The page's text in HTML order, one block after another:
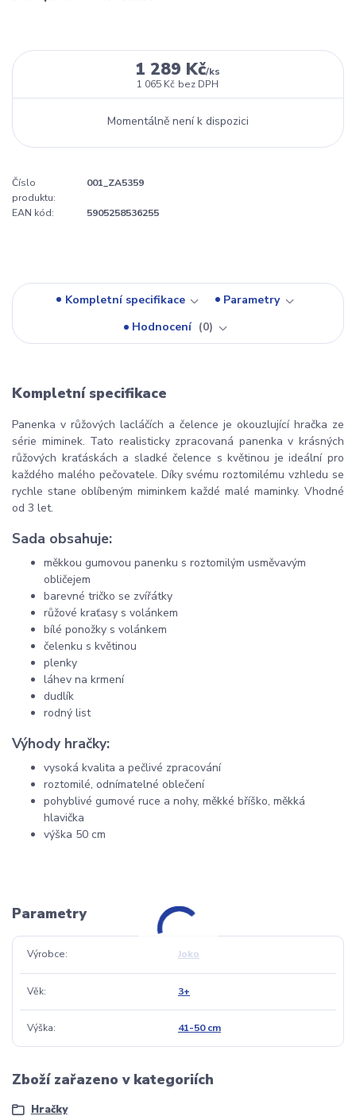
1 289 Kč/ks
1 065 Kč bez DPH
Momentálně není k dispozici
Číslo
produktu:
001_ZA5359
EAN kód: 5905258536255
Kompletní specifikace
Parametry
Hodnocení
0
Kompletní specifikace
Panenka v růžových lacláčích a čelence je okouzlující hračka ze
série miminek. Tato realisticky zpracovaná panenka v krásných
růžových kraťáskách a sladké čelence s květinou je ideální pro
každého malého pečovatele. Díky svému roztomilému vzhledu se
rychle stane oblíbeným miminkem každé malé maminky. Vhodné
od 3 let.
Sada obsahuje:
měkkou gumovou panenku s roztomilým usměvavým
obličejem
barevné tričko se zvířátky
růžové kraťasy s volánkem
bílé ponožky s volánkem
čelenku s květinou
plenky
láhev na krmení
dudlík
rodný list
Výhody hračky:
vysoká kvalita a pečlivé zpracování
roztomilé, odnímatelné oblečení
pohyblivé gumové ruce a nohy, měkké bříško, měkká
hlavička
výška 50 cm
Parametry
Výrobce Joko
Věk 3+
Výška 41-50 cm
Zboží zařazeno v kategoriích
Hračky